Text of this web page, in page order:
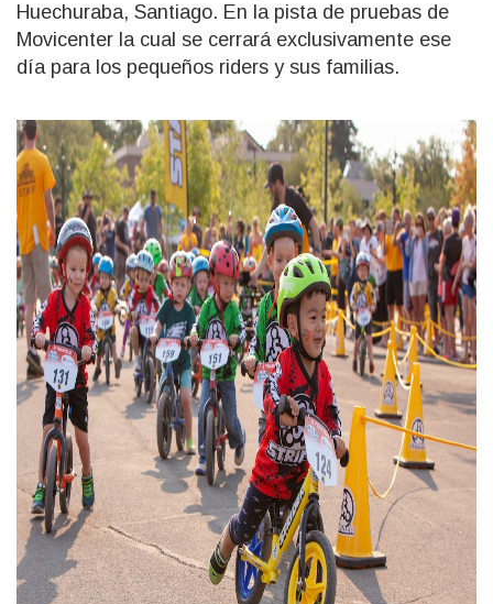
Huechuraba, Santiago. En la pista de pruebas de
Movicenter la cual se cerrará exclusivamente ese
día para los pequeños riders y sus familias.